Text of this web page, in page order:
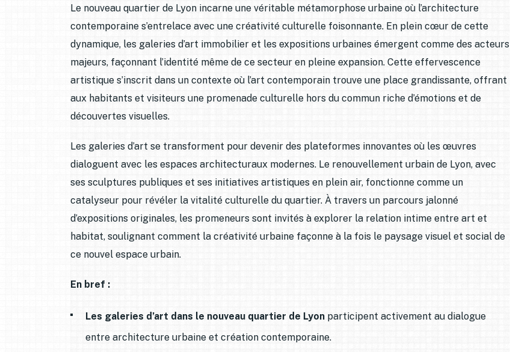
Le nouveau quartier de Lyon incarne une véritable métamorphose urbaine où l’architecture
contemporaine s’entrelace avec une créativité culturelle foisonnante. En plein cœur de cette
dynamique, les galeries d’art immobilier et les expositions urbaines émergent comme des acteurs
majeurs, façonnant l’identité même de ce secteur en pleine expansion. Cette effervescence
artistique s’inscrit dans un contexte où l’art contemporain trouve une place grandissante, offrant
aux habitants et visiteurs une promenade culturelle hors du commun riche d’émotions et de
découvertes visuelles.
Les galeries d’art se transforment pour devenir des plateformes innovantes où les œuvres
dialoguent avec les espaces architecturaux modernes. Le renouvellement urbain de Lyon, avec
ses sculptures publiques et ses initiatives artistiques en plein air, fonctionne comme un
catalyseur pour révéler la vitalité culturelle du quartier. À travers un parcours jalonné
d’expositions originales, les promeneurs sont invités à explorer la relation intime entre art et
habitat, soulignant comment la créativité urbaine façonne à la fois le paysage visuel et social de
ce nouvel espace urbain.
En bref :
Les galeries d’art dans le nouveau quartier de Lyon participent activement au dialogue
entre architecture urbaine et création contemporaine.